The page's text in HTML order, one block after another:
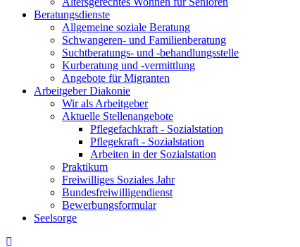
Beratungsdienste
Allgemeine soziale Beratung
Schwangeren- und Familienberatung
Suchtberatungs- und -behandlungsstelle
Kurberatung und -vermittlung
Angebote für Migranten
Arbeitgeber Diakonie
Wir als Arbeitgeber
Aktuelle Stellenangebote
Pflegefachkraft - Sozialstation
Pflegekraft - Sozialstation
Arbeiten in der Sozialstation
Praktikum
Freiwilliges Soziales Jahr
Bundesfreiwilligendienst
Bewerbungsformular
Seelsorge